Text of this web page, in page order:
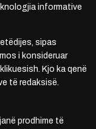
informative
sipas
i konsideruar
Kjo ka qenë
të redaksisë.
prodhime të